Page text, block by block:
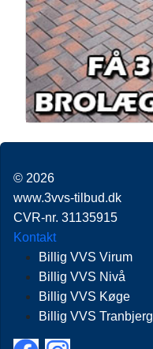
© 2026
www.3vvs-tilbud.dk
CVR-nr. 31135915
Kontakt
Billig VVS Virum
Billig VVS Nivå
Billig VVS Køge
Billig VVS Tranbjerg